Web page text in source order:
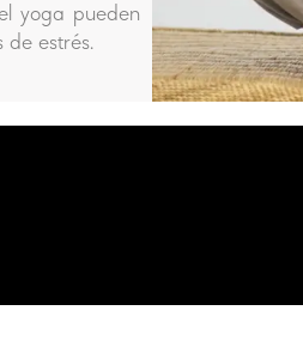
yoga pueden
de estrés.